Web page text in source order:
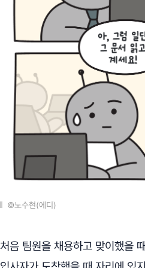
©노수현(에디)
처음 팀원을 채용하고 맞이했을